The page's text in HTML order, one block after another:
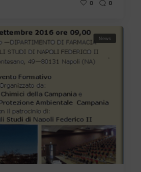
0 0
News